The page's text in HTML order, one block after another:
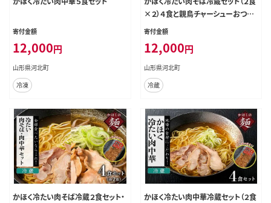
寄付金額
12,000円
山形県河北町
冷凍
×２）４食と親鳥チャーシューおつま
み
寄付金額
12,000円
山形県河北町
冷蔵
かほく冷たい肉そば冷蔵２食セット・
かほく冷たい肉中華冷蔵セット（２食